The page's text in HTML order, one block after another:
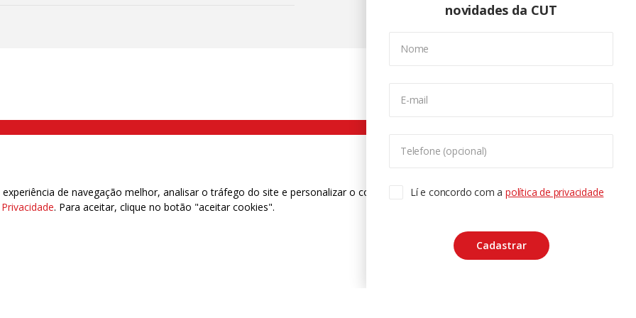
novidades da CUT
Nome
E-mail
Telefone (opcional)
Lí e concordo com apolítica de privacidade
Cadastrar
de navegação melhor, analisar o tráfego do site e personalizar o conteúdo. Para saber mais
. Para aceitar, clique no botão "aceitar cookies".